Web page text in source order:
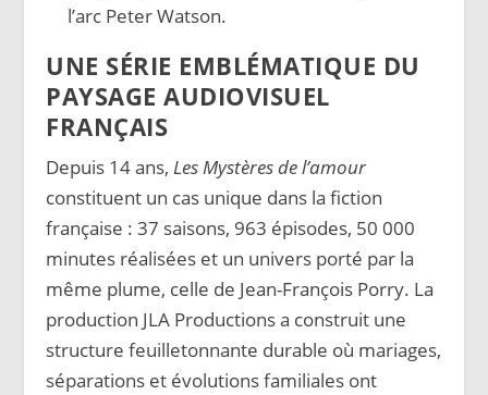
l’arc Peter Watson.
UNE SÉRIE EMBLÉMATIQUE DU
PAYSAGE AUDIOVISUEL
FRANÇAIS
Depuis 14 ans,Les Mystères de l’amour
constituent un cas unique dans la fiction
française : 37 saisons, 963 épisodes, 50 000
minutes réalisées et un univers porté par la
même plume, celle de Jean-François Porry. La
production JLA Productions a construit une
structure feuilletonnante durable où mariages,
séparations et évolutions familiales ont